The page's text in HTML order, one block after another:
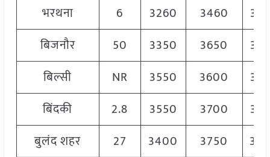
भरथना
6 3260 3460
बिजनौर
50 3350 3650
बिल्सी
NR 3550 3600
बिंदकी
2.8 3550 3700
बुलंद शहर
27 3400 3750